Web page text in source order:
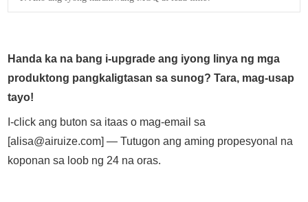
Handa ka na bang i-upgrade ang iyong linya ng mga
produktong pangkaligtasan sa sunog? Tara, mag-usap
tayo!
I-click ang buton sa itaas o mag-email sa
[alisa@airuize.com] — Tutugon ang aming propesyonal na
koponan sa loob ng 24 na oras.